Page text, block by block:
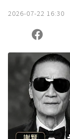
2026-07-22 16:30